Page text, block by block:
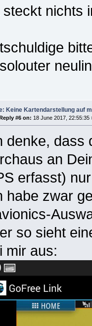
steckt nichts
Keine Kartendarstellung auf
#6 on: 18 June 2017, 22:55:35
denke, dass
an
erfasst)
habe zwar
so sieht
mir aus: